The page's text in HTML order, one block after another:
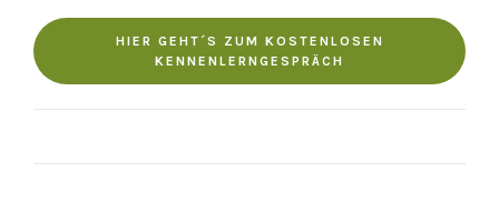
HIER GEHT´S ZUM KOSTENLOSEN
KENNENLERNGESPRÄCH